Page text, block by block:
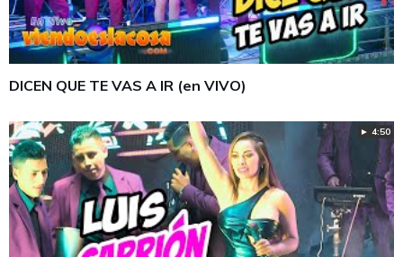
DICEN QUE TE VAS A IR (en VIVO)
► 4:50